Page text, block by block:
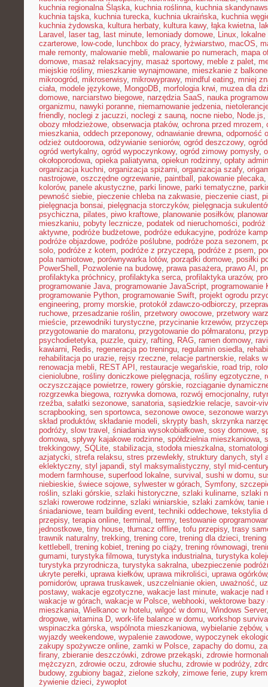
kuchnia regionalna Śląska, kuchnia roślinna, kuchnia
kuchnia tajska, kuchnia turecka, kuchnia ukraińska, kuchnia
kuchnia żydowska, kultura herbaty, kultura kawy, łąka kwietna,
Laravel , laser tag, last minute, lemoniady domowe, Linux,
czarterowe, low-code, lunchbox do pracy, łyżwiarstwo, macOS,
małe remonty, malowanie mebli, malowanie po numerach, mapa
domowe, masaż relaksacyjny, masaż sportowy, meble z palet,
miejskie rośliny, mieszkanie wynajmowane, mieszkanie z
mikroogród, mikroserwisy, mikrowyprawy, mindful eating, mniej
ciała, modele językowe, MongoDB, morfologia krwi, muzea dla
domowe, narciarstwo biegowe, narzędzia SaaS, nauka
organizmu, nawyki poranne, niemarnowanie jedzenia,
friendly, noclegi z jacuzzi, noclegi z sauną, nocne niebo, Node.js,
obozy młodzieżowe, obserwacja ptaków, ochrona przed mrozem,
mieszkania, oddech przeponowy, odnawianie drewna, odporność
odzież outdoorowa, odżywianie seniorów, ogród deszczowy,
ogród wertykalny, ogród wypoczynkowy, ogród zimowy pomysły,
okołoporodowa, opieka paliatywna, opiekun rodzinny, opłaty
organizacja kuchni, organizacja spiżarni, organizacja szafy,
nastrojowe, oszczędne ogrzewanie, paintball , pakowanie plecaka,
kolorów, panele akustyczne, parki linowe, parki tematyczne,
pewność siebie, pieczenie chleba na zakwasie, pieczenie ciast,
pielęgnacja bonsai, pielęgnacja storczyków, pielęgnacja
psychiczna, pilates, piwo kraftowe, planowanie posiłków,
mieszkaniu, pobyty lecznicze, podatek od nieruchomości, podróż
aktywne, podróże budżetowe, podróże edukacyjne, podróże
podróże objazdowe, podróże poślubne, podróże poza sezonem,
solo, podróże z kotem, podróże z przyczepą, podróże z psem,
pola namiotowe, porównywarka lotów, porządki domowe, posiłki
PowerShell , Pozwolenie na budowę, prawa pasażera, prawo AI ,
profilaktyka próchnicy, profilaktyka serca, profilaktyka urazów,
programowanie Java, programowanie JavaScript, programowanie
programowanie Python, programowanie Swift, projekt ogrodu
engineering, promy morskie, protokół zdawczo-odbiorczy,
ruchowe, przesadzanie roślin, przetwory owocowe, przetwory
mieście, przewodniki turystyczne, przycinanie krzewów,
przygotowanie do maratonu, przygotowanie do półmaratonu,
psychodietetyka, puzzle, quizy, rafting, RAG, ramen domowy,
kawiarni, Redis, regeneracja po treningu, regulamin osiedla,
rehabilitacja po urazie, rejsy rzeczne, relacje partnerskie, relaks
renowacja mebli, REST API , restauracje wegańskie, road trip,
cieniolubne, rośliny doniczkowe pielęgnacja, rośliny egzotyczne,
oczyszczające powietrze, rowery górskie, rozciąganie
rozgrzewka biegowa, rozrywka domowa, rozwój emocjonalny,
rzeźba, sałatki sezonowe, sanatoria, sąsiedzkie relacje, savoir-
scrapbooking, sen sportowca, sezonowe owoce, sezonowe
skład produktów, składanie modeli, skrypty bash, skrzynka
podróży, slow travel , śniadania wysokobiałkowe, sosy domowe,
domowa, spływy kajakowe rodzinne, spółdzielnia mieszkaniowa,
trekkingowy, SQLite, stabilizacja, stodoła mieszkalna,
azjatycki, strefa relaksu, stres przewlekły, struktury danych, styl
eklektyczny, styl japandi, styl maksymalistyczny, styl mid-century
modern farmhouse, superfood lokalne, survival , sushi w domu,
niebieskie, świece sojowe, sylwester w górach, Symfony,
roślin, szlaki górskie, szlaki historyczne, szlaki kulinarne, szlaki
szlaki rowerowe rodzinne, szlaki winiarskie, szlaki zamków, tanie
śniadaniowe, team building event, techniki oddechowe, tekstylia
przepisy, terapia online, terminal , termy, testowanie
jednostkowe, tiny house, tłumacz offline, tofu przepisy, trasy
trawnik naturalny, trekking, trening core, trening dla dzieci,
kettlebell , trening kobiet, trening po ciąży, trening równowagi,
gumami, turystyka filmowa, turystyka industrialna, turystyka
turystyka przyrodnicza, turystyka sakralna, ubezpieczenie
ukryte perełki, uprawa kiełków, uprawa mikroliści, uprawa ogórków
pomidorów, uprawa truskawek, uszczelnianie okien, uważność,
postawy, wakacje egzotyczne, wakacje last minute, wakacje nad
wakacje w górach, wakacje w Polsce, webhooki, wektorowe bazy
mieszkania, Wielkanoc w hotelu, wilgoć w domu, Windows Server
drogowe, witamina D, work-life balance w domu, workshop
wspinaczka górska, wspólnota mieszkaniowa, wybielanie zębów,
wyjazdy weekendowe, wypalenie zawodowe, wypoczynek
zakupy spożywcze online, zamki w Polsce, zapachy do domu,
firany, zbieranie deszczówki, zdrowe przekąski, zdrowie
mężczyzn, zdrowie oczu, zdrowie słuchu, zdrowie w podróży,
budowy, zgubiony bagaż, zielone szkoły, zimowe ferie, zupy krem
żywienie dzieci, żywopłot